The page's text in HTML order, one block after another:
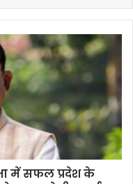
में सफल प्रदेश के